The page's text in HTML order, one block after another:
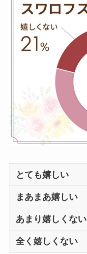
とても嬉しい
まあまあ嬉しい
あまり嬉しくない
全く嬉しくない